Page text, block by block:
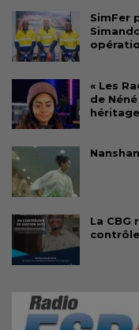
SimFer
« Les
de
La